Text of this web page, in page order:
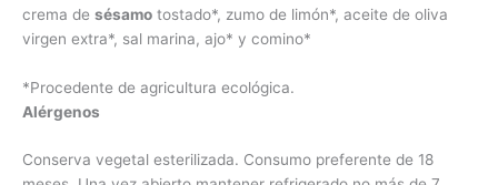
crema de sésamo tostado*, zumo de limón*, aceite de oliva
virgen extra*, sal marina, ajo* y comino*
*Procedente de agricultura ecológica.
Alérgenos
Conserva vegetal esterilizada. Consumo preferente de 18